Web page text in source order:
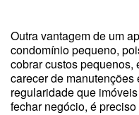
Outra vantagem de um
condomínio pequeno,
cobrar custos pequenos,
carecer de manutenções
regularidade que
fechar negócio, é